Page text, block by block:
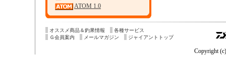
ATOM 1.0
オススメ商品＆釣果情報
各種サービス
Ｇ会員案内
メールマガジン ジャイアントトップ
Copyright